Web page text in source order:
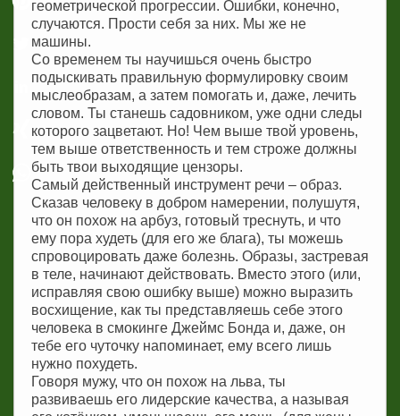
геометрической прогрессии. Ошибки, конечно,
случаются. Прости себя за них. Мы же не
машины.
Со временем ты научишься очень быстро
подыскивать правильную формулировку своим
мыслеобразам, а затем помогать и, даже, лечить
словом. Ты станешь садовником, уже одни следы
которого зацветают. Но! Чем выше твой уровень,
тем выше ответственность и тем строже должны
быть твои выходящие цензоры.
Самый действенный инструмент речи – образ.
Сказав человеку в добром намерении, полушутя,
что он похож на арбуз, готовый треснуть, и что
ему пора худеть (для его же блага), ты можешь
спровоцировать даже болезнь. Образы, застревая
в теле, начинают действовать. Вместо этого (или,
исправляя свою ошибку выше) можно выразить
восхищение, как ты представляешь себе этого
человека в смокинге Джеймс Бонда и, даже, он
тебе его чуточку напоминает, ему всего лишь
нужно похудеть.
Говоря мужу, что он похож на льва, ты
развиваешь его лидерские качества, а называя